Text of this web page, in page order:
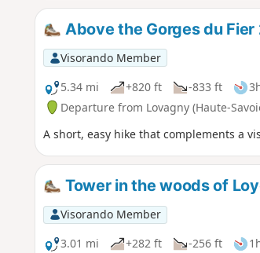
Above the Gorges du Fier
Visorando Member
5.34 mi
+820 ft -833 ft
Departure from Lovagny (Haute-
A short, easy hike that complements a
Tower in the woods of
Visorando Member
3.01 mi
+282 ft -256 ft